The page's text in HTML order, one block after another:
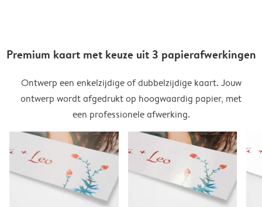
Premium kaart met keuze uit 3 papierafwerkingen
Ontwerp een enkelzijdige of dubbelzijdige kaart. Jouw
ontwerp wordt afgedrukt op hoogwaardig papier, met
een professionele afwerking.